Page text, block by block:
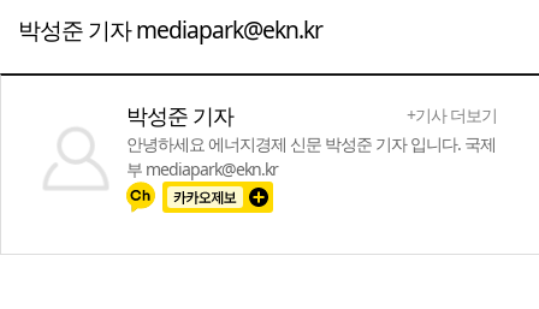
박성준 기자 mediapark@ekn.kr
박성준 기자
+기사 더보기
안녕하세요 에너지경제 신문 박성준 기자 입니다. 국제
부 mediapark@ekn.kr